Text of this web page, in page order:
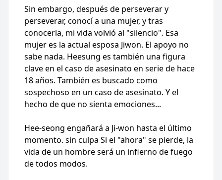
Sin embargo, después de perseverar y
perseverar, conocí a una mujer, y tras
conocerla, mi vida volvió al "silencio". Esa
mujer es la actual esposa Jiwon. El apoyo no
sabe nada. Heesung es también una figura
clave en el caso de asesinato en serie de hace
18 años. También es buscado como
sospechoso en un caso de asesinato. Y el
hecho de que no sienta emociones...
Hee-seong engañará a Ji-won hasta el último
momento. sin culpa Si el "ahora" se pierde, la
vida de un hombre será un infierno de fuego
de todos modos.